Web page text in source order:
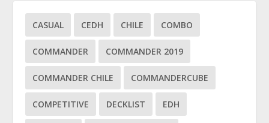
CASUAL CEDH CHILE COMBO
COMMANDER COMMANDER 2019
COMMANDER CHILE COMMANDERCUBE
COMPETITIVE DECKLIST EDH